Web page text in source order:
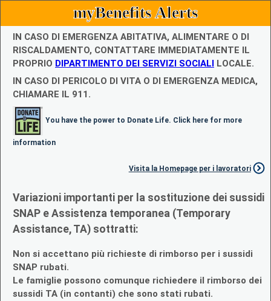
myBenefits Alerts
IN CASO DI EMERGENZA ABITATIVA, ALIMENTARE O DI
RISCALDAMENTO, CONTATTARE IMMEDIATAMENTE IL
PROPRIO DIPARTIMENTO DEI SERVIZI SOCIALI LOCALE.
IN CASO DI PERICOLO DI VITA O DI EMERGENZA MEDICA,
CHIAMARE IL 911.
You have the power to Donate Life. Click here for more
information
Visita la Homepage per i lavoratori
Variazioni importanti per la sostituzione dei sussidi
SNAP e Assistenza temporanea (Temporary
Assistance, TA) sottratti:
Non si accettano più richieste di rimborso per i sussidi
SNAP rubati.
Le famiglie possono comunque richiedere il rimborso dei
sussidi TA (in contanti) che sono stati rubati.